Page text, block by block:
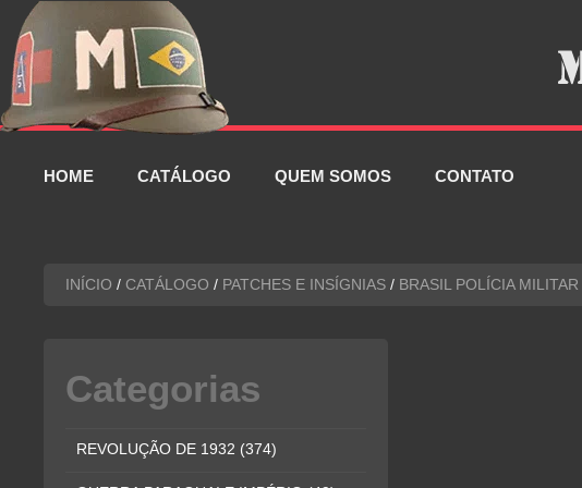
Pular
para
conteúdo
HOME CATÁLOGO QUEM SOMOS CONTATO
INÍCIO / CATÁLOGO / PATCHES E INSÍGNIAS / BRASIL POLÍCIA MILITAR
Categorias
REVOLUÇÃO DE 1932 (374)